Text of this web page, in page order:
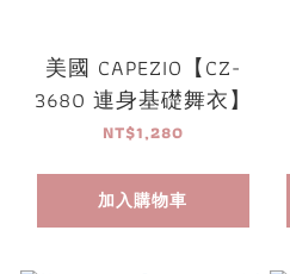
美國 CAPEZIO【CZ-
3680 連身基礎舞衣】
NT$1,280
加入購物車